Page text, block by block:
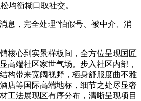
均衡糊口取社交。
，完全处理“怕假号、被中介、消
核心到实景样板间，全方位呈现国匠
高端社区家世气场。步入社区内部，
构带来宽阔视野，栖身舒服度曲不雅
店等国际高端地标，细节之处尽显奢
工法展现区有序分布，清晰呈现项目